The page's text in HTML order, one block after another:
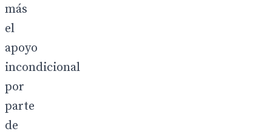
más
el
apoyo
incondicional
por
parte
de